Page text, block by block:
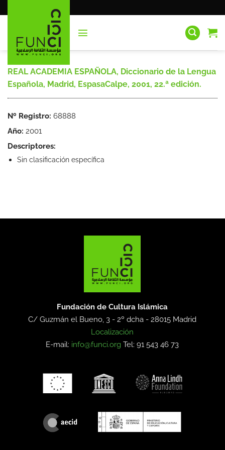
al
REAL ACADEMIA ESPAÑOLA, Diccionario de la Lengua
Española, Madrid, EspasaCalpe, 2001, 22.ª edición.
Nº Registro: 68888
Año: 2001
Descriptores:
Sin clasificación específica
Fundación de Cultura Islámica
C/ Guzmán el Bueno, 3 - 2º dcha -28015 Madrid
Localización
E-mail: info@funci.org Tel: 91 543 46 73